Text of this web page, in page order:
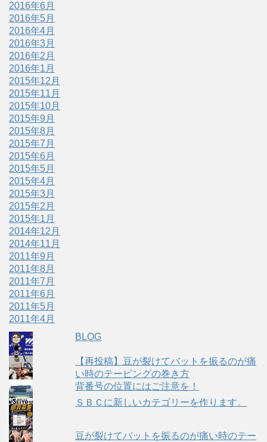
2016年6月
2016年5月
2016年4月
2016年3月
2016年2月
2016年1月
2015年12月
2015年11月
2015年10月
2015年9月
2015年8月
2015年7月
2015年6月
2015年5月
2015年4月
2015年3月
2015年2月
2015年1月
2014年12月
2014年11月
2011年9月
2011年8月
2011年7月
2011年6月
2011年5月
2011年4月
BLOG
【再投稿】豆が裂けてバットを振るのが痛
い時のテーピングの巻き方
背番号の位置にはご注意を！
ＳＢＣに新しいカテゴリーを作ります。
豆が裂けてバットを振るのが痛い時のテー